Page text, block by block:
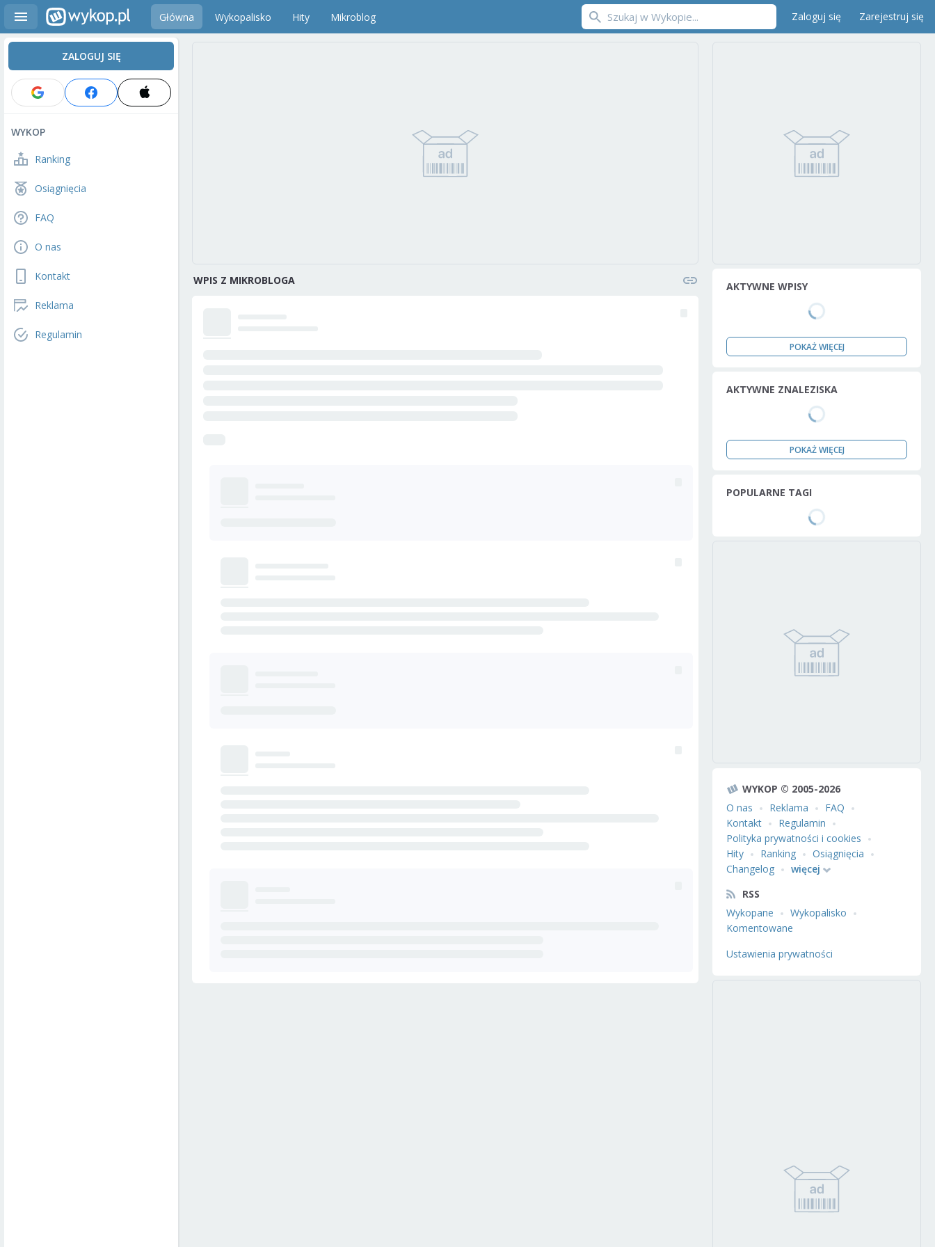
Główna Wykopalisko Hity Mikroblog Zaloguj się Zarejestruj się
ZALOGUJ SIĘ
WYKOP
Ranking
Osiągnięcia
FAQ
O nas
Kontakt
Reklama
Regulamin
WPIS Z MIKROBLOGA AKTYWNE WPISY
POKAŻ WIĘCEJ
AKTYWNE ZNALEZISKA
POKAŻ WIĘCEJ
POPULARNE TAGI
WYKOP © 2005-2026
O nas
Reklama
FAQ
Kontakt
Regulamin
Polityka prywatności i cookies
Hity
Ranking
Osiągnięcia
Changelog
więcej
RSS
Wykopane
Wykopalisko
Komentowane
Ustawienia prywatności